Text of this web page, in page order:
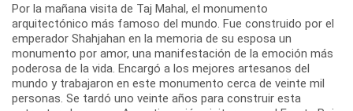
Por la mañana visita de Taj Mahal, el monumento
arquitectónico más famoso del mundo. Fue construido por el
emperador Shahjahan en la memoria de su esposa un
monumento por amor, una manifestación de la emoción más
poderosa de la vida. Encargó a los mejores artesanos del
mundo y trabajaron en este monumento cerca de veinte mil
personas. Se tardó uno veinte años para construir esta